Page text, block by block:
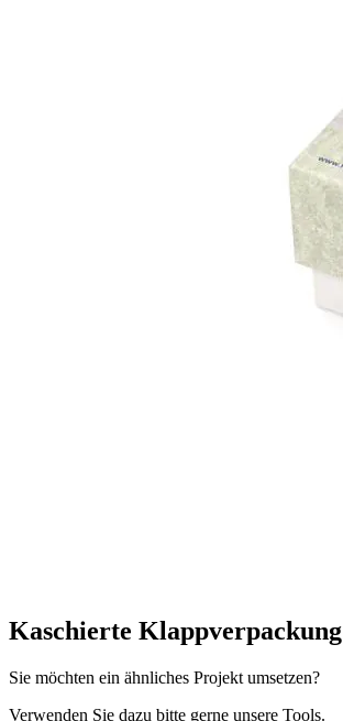
Kaschierte Klappverpackung
Sie möchten ein ähnliches Projekt umsetzen?
Verwenden Sie dazu bitte gerne unsere Tools.